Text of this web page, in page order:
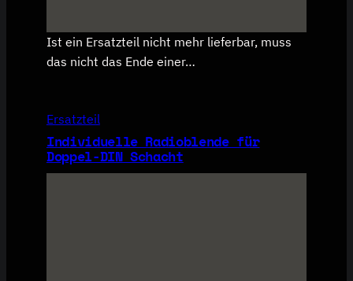
Ist ein Ersatzteil nicht mehr lieferbar, muss
das nicht das Ende einer…
Ersatzteil
Individuelle Radioblende für
Doppel-DIN Schacht